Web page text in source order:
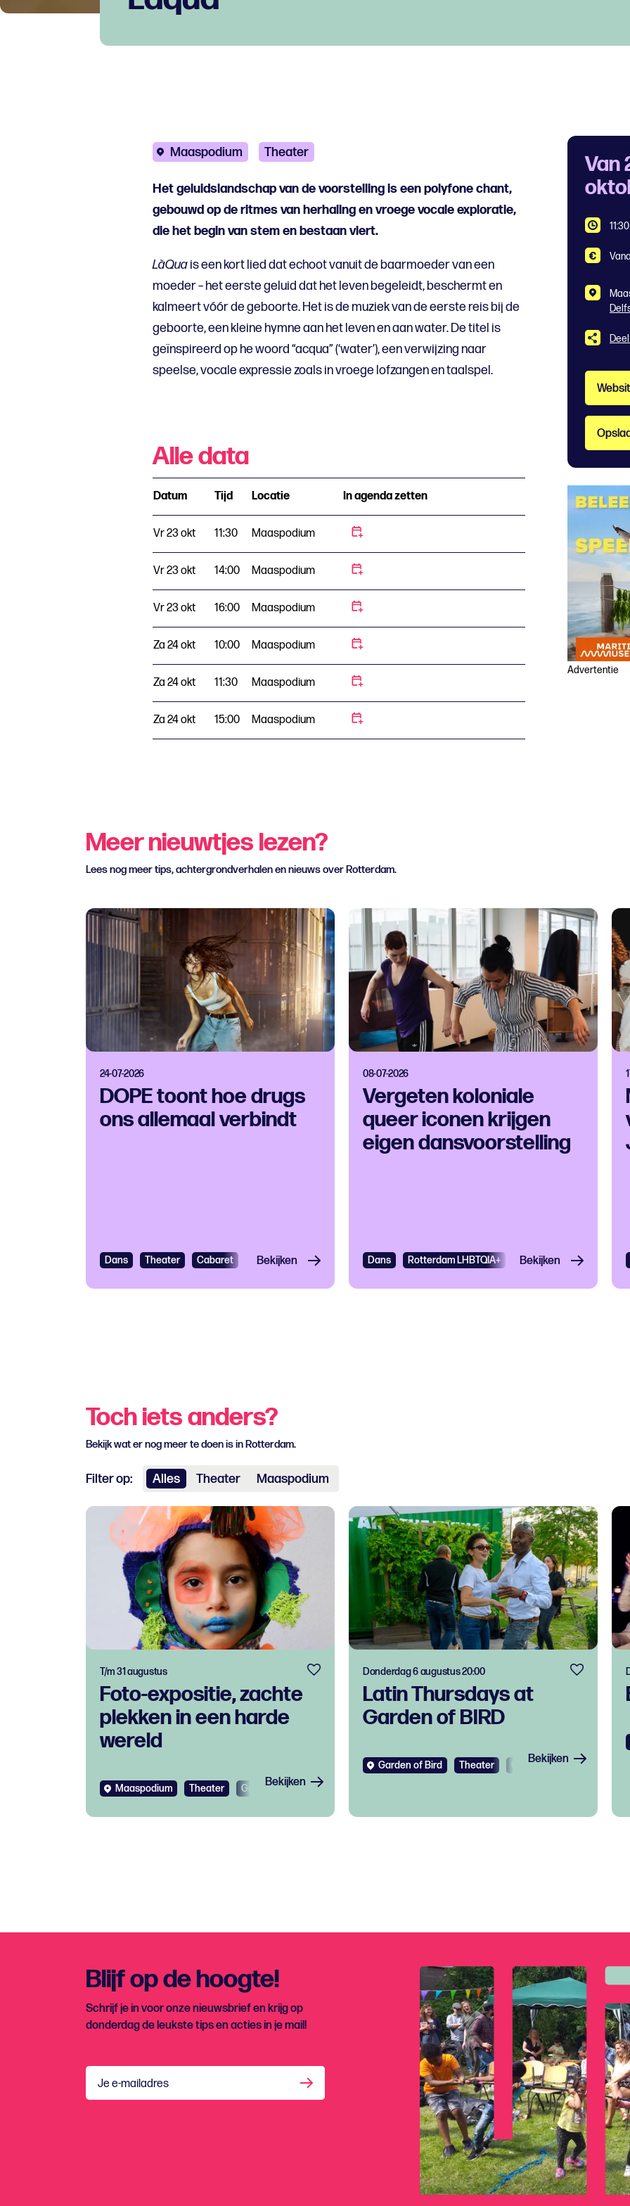
Maaspodium Theater
Het geluidslandschap van de voorstelling is een polyfone chant,
gebouwd op de ritmes van herhaling en vroege vocale exploratie,
die het begin van stem en bestaan ​​viert.
LàQuais een kort lied dat echoot vanuit de baarmoeder van een
moeder – het eerste geluid dat het leven begeleidt, beschermt en
kalmeert vóór de geboorte. Het is de muziek van de eerste reis bij de
geboorte, een kleine hymne aan het leven en aan water. De titel is
geïnspireerd op he woord “acqua” (‘water’), een verwijzing naar
speelse, vocale expressie zoals in vroege lofzangen en taalspel.
Alle data
Datum Tijd Locatie In agenda zetten
Vr 23 okt 11:30 Maaspodium
Vr 23 okt 14:00 Maaspodium
Vr 23 okt 16:00 Maaspodium
Za 24 okt 10:00 Maaspodium
Za 24 okt 11:30 Maaspodium
Za 24 okt 15:00 Maaspodium
Van
11:30
Advertentie
Meer nieuwtjes lezen?
Lees nog meer tips, achtergrondverhalen en nieuws over Rotterdam.
24-07-2026
DOPE toont hoe drugs
ons allemaal verbindt
Dans Theater Cabaret Bekijken
08-07-2026
Vergeten koloniale
queer iconen krijgen
eigen dansvoorstelling
Dans Rotterdam LHBTQIA+ Bekijken
Toch iets anders?
Bekijk wat er nog meer te doen is in Rotterdam.
Filter op: Alles Theater Maaspodium
Foto-expositie, zachte
plekken in een harde
wereld
T/m 31 augustus
Maaspodium Theater GratisBekijken
Latin Thursdays at
Garden of BIRD
Donderdag 6 augustus 20:00
Garden of Bird Theater GratisBekijken
Blijf op de hoogte!
Schrijf je in voor onze nieuwsbrief en krijg op
donderdag de leukste tips en acties in je mail!
Je e-mailadres